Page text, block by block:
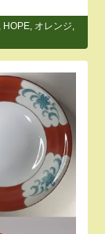
HOPE オレンジ